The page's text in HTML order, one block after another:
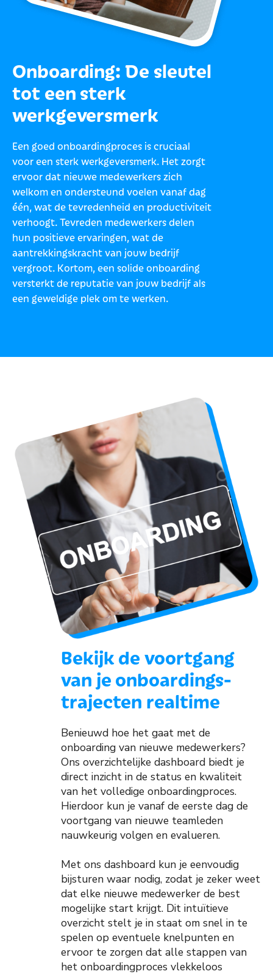
Onboarding: De sleutel
tot een sterk
werkgeversmerk
Een goed onboardingproces is cruciaal
voor een sterk werkgeversmerk. Het zorgt
ervoor dat nieuwe medewerkers zich
welkom en ondersteund voelen vanaf dag
één, wat de tevredenheid en productiviteit
verhoogt. Tevreden medewerkers delen
hun positieve ervaringen, wat de
aantrekkingskracht van jouw bedrijf
vergroot. Kortom, een solide onboarding
versterkt de reputatie van jouw bedrijf als
een geweldige plek om te werken.
Bekijk de voortgang
van je onboardings-
trajecten realtime
Benieuwd hoe het gaat met de
onboarding van nieuwe medewerkers?
Ons overzichtelijke dashboard biedt je
direct inzicht in de status en kwaliteit
van het volledige onboardingproces.
Hierdoor kun je vanaf de eerste dag de
voortgang van nieuwe teamleden
nauwkeurig volgen en evalueren.
Met ons dashboard kun je eenvoudig
bijsturen waar nodig, zodat je zeker weet
dat elke nieuwe medewerker de best
mogelijke start krijgt. Dit intuïtieve
overzicht stelt je in staat om snel in te
spelen op eventuele knelpunten en
ervoor te zorgen dat alle stappen van
het onboardingproces vlekkeloos